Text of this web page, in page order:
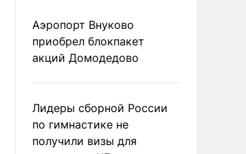
Аэропорт Внуково
приобрел блокпакет
акций Домодедово
Лидеры сборной России
по гимнастике не
получили визы для